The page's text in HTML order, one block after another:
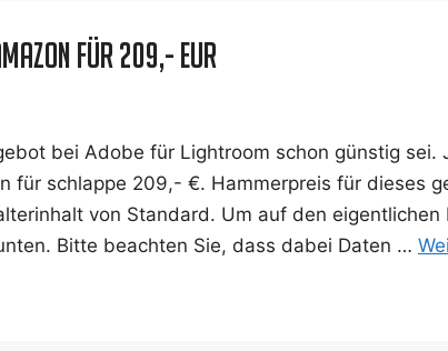
für 209,- EUR
bei Ado­be für Ligh­t­room schon güns­tig sei.
für schlap­pe 209,- €. Ham­mer­preis für die­ses
von Stan­dard. Um auf den eigent­li­chen
Bit­te beach­ten Sie, dass dabei Daten …